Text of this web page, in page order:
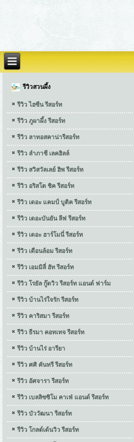
รีวิวสวนผึ้ง
รีวิว ไฮซีน รีสอร์ท
รีวิว ภูผาผึ้ง รีสอร์ท
รีวิว ลาทอสคาน่ารีสอร์ท
รีวิว ลำภาชี เลคฮิลล์
รีวิว สวิสวัลเลย์ ฮิพ รีสอร์ท
รีวิว อริสโต ชิค รีสอร์ท
รีวิว เดอะ แคมป์ บูติค รีสอร์ท
รีวิว เดอะบันยัน ลีฟ รีสอร์ท
รีวิว เดอะ ฮาร์โมนี่ รีสอร์ท
รีวิว เดือนล้อม รีสอร์ท
รีวิว เอมมิลี่ ฮัท รีสอร์ท
รีวิว โรยัล กู๊ดวิว รีสอร์ท แอนด์ ฟาร์ม
รีวิว บ้านไร่ใจรัก รีสอร์ท
รีวิว คาริสมา รีสอร์ท
รีวิว ธีรมา คอทเทจ รีสอร์ท
รีวิว บ้านไร่ อารียา
รีวิว ศศิ คันทรี รีสอร์ท
รีวิว อัศจารา รีสอร์ท
รีวิว เบลลิซซิโม คาเฟ่ แอนด์ รีสอร์ท
รีวิว บัววัฒนา รีสอร์ท
รีวิว โกลต์เด้นวิว รีสอร์ท